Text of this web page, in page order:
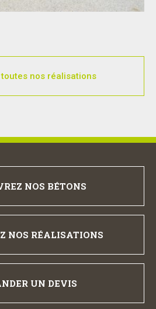
nos réalisations
NOS BÉTONS
NOS RÉALISATIONS
UN DEVIS